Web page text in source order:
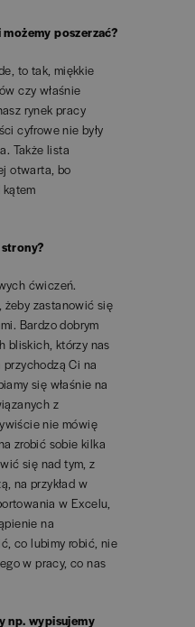
poszerzać?
to tak, miękkie
czy właśnie
rynek pracy
cyfrowe nie były
Także lista
otwarta, bo
ćwiczeń.
żeby zastanowić się
Bardzo dobrym
bliskich, którzy nas
przychodzą Ci na
się właśnie na
z
nie mówię
zrobić sobie kilka
się nad tym, z
na przykład w
w Excelu,
na
co lubimy robić, nie
w pracy, co nas
np. wypisujemy